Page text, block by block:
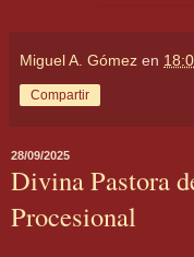
Miguel A. Gómez en
Compartir
28/09/2025
Divina Pastora
Procesional